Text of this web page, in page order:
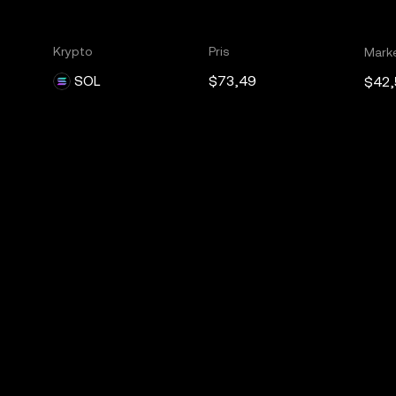
Krypto
SOL
Pris
$73,49